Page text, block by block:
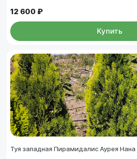
12 600 ₽
Купить
Туя западная Пирамидалис Аурея